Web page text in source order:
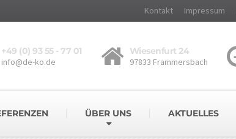
Kontakt Impressum
+49 (0) 93 55 - 77 01
info@de-ko.de
Wiesenfurt 24
97833 Frammersbach
ÜBER UNS AKTUELLES